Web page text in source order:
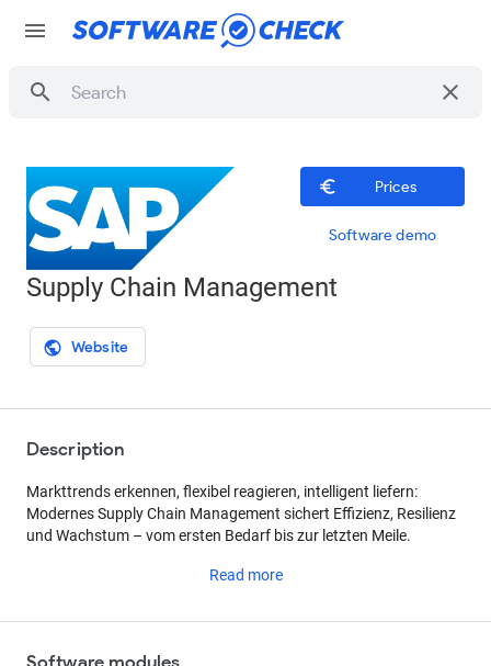
menu
clear
search
Prices
euro_symbol
Software demo
Supply Chain Management
public Website
Description
Markttrends erkennen, flexibel reagieren, intelligent liefern:
Modernes Supply Chain Management sichert Effizienz, Resilienz
und Wachstum – vom ersten Bedarf bis zur letzten Meile.
Read more